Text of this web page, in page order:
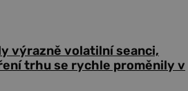
výrazně volatilní seanci,
trhu se rychle proměnily v